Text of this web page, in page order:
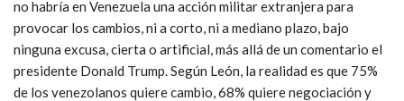
no habría en Venezuela una acción militar extranjera para
provocar los cambios, ni a corto, ni a mediano plazo, bajo
ninguna excusa, cierta o artificial, más allá de un comentario el
presidente Donald Trump. Según León, la realidad es que 75%
de los venezolanos quiere cambio, 68% quiere negociación y